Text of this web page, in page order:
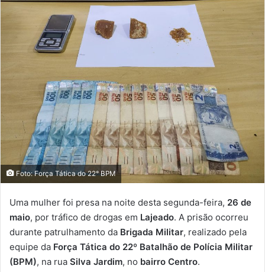
Foto: Força Tática do 22° BPM
Uma mulher foi presa na noite desta segunda-feira, 26 de
maio, por tráfico de drogas em Lajeado. A prisão ocorreu
durante patrulhamento da Brigada Militar, realizado pela
equipe da Força Tática do 22º Batalhão de Polícia Militar
(BPM), na rua Silva Jardim, no bairro Centro.